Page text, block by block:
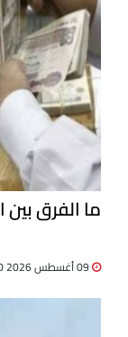
ما الفرق بين